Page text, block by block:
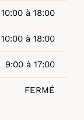
10:00 à 18:00
10:00 à 18:00
9:00 à 17:00
FERMÉ